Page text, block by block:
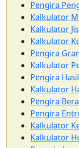
Pengira
Kalkulator
Kalkulator
Kalkulator
Pengira
Kalkulator
Pengira
Kalkulator
Pengira
Pengira
Kalkulator
Kalkulator